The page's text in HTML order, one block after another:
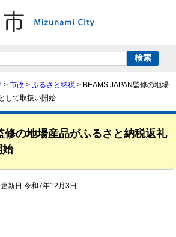
> 市政 > ふるさと納税 > BEAMS JAPAN監修の地場
して取扱い開始
の地場産品がふるさと納税返礼
始
新日 令和7年12月3日